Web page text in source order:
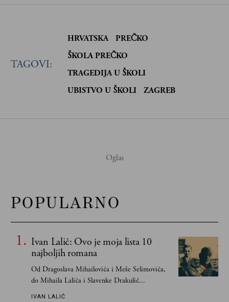
TAGOVI:
HRVATSKA
PREČKO
ŠKOLA PREČKO
TRAGEDIJA U ŠKOLI
UBISTVO U ŠKOLI
ZAGREB
POPULARNO
Ivan Lalić: Ovo je moja lista 10
najboljih romana
Od Dragoslava Mihailovića i Meše Selimovića,
do Mihaila Lalića i Slavenke Drakulić...
IVAN LALIĆ